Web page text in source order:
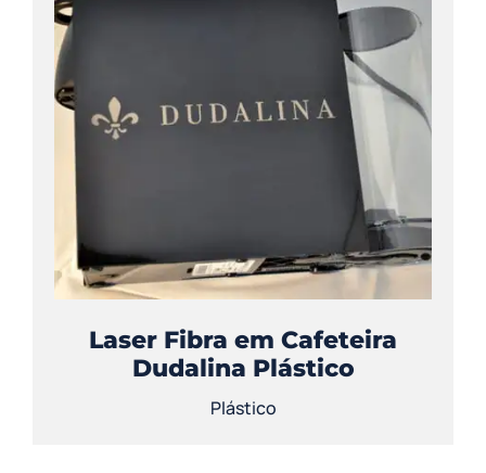
Laser Fibra em Cafeteira
Dudalina Plástico
Plástico
Solicitar orçamento